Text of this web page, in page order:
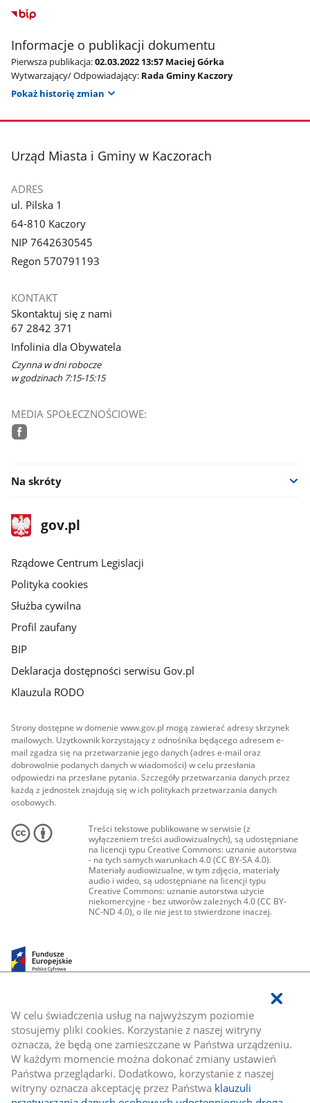
W celu świadczenia usług na najwyższym poziomie
stosujemy pliki cookies. Korzystanie z naszej witryny
oznacza, że będą one zamieszczane w Państwa urządzeniu.
W każdym momencie można dokonać zmiany ustawień
Państwa przeglądarki. Dodatkowo, korzystanie z naszej
witryny oznacza akceptację przez Państwa klauzuli
Informacje o publikacji dokumentu
Pierwsza publikacja:02.03.2022 13:57 Maciej Górka
Wytwarzający/ Odpowiadający: Rada Gminy Kaczory
Pokaż historię zmian
stopka
Urząd Miasta i Gminy w Kaczorach
ADRES
ul. Pilska 1
64-810 Kaczory
NIP 7642630545
Regon 570791193
KONTAKT
Skontaktuj się z nami
67 2842 371
Infolinia dla Obywatela
Czynna w dni robocze
w godzinach 7:15-15:15
MEDIA SPOŁECZNOŚCIOWE:
Na skróty
stopka
gov.plStrona
gov.pl
Rządowe Centrum Legislacji
Polityka cookies
Służba cywilna
Profil zaufany
BIP
Deklaracja dostępności serwisu Gov.pl
Klauzula RODO
Strony dostępne w domenie www.gov.pl mogą zawierać adresy skrzynek
mailowych. Użytkownik korzystający z odnośnika będącego adresem e-
mail zgadza się na przetwarzanie jego danych (adres e-mail oraz
dobrowolnie podanych danych w wiadomości) w celu przesłania
odpowiedzi na przesłane pytania. Szczegóły przetwarzania danych przez
każdą z jednostek znajdują się w ich politykach przetwarzania danych
osobowych.
Treści tekstowe publikowane w serwisie (z
wyłączeniem treści audiowizualnych), są udostępniane
na licencji typu Creative Commons: uznanie autorstwa
- na tych samych warunkach 4.0 (CC BY-SA 4.0).
Materiały audiowizualne, w tym zdjęcia, materiały
audio i wideo, są udostępniane na licencji typu
Creative Commons: uznanie autorstwa użycie
niekomercyjne - bez utworów zależnych 4.0 (CC BY-
NC-ND 4.0), o ile nie jest to stwierdzone inaczej.